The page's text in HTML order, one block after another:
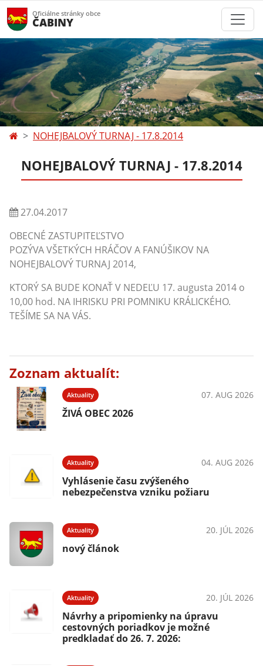
Oficiálne stránky obce
ČABINY
NOHEJBALOVÝ TURNAJ - 17.8.2014
NOHEJBALOVÝ TURNAJ - 17.8.2014
27.04.2017
OBECNÉ ZASTUPITEĽSTVO
POZÝVA VŠETKÝCH HRÁČOV A FANÚŠIKOV NA
NOHEJBALOVÝ TURNAJ 2014,
KTORÝ SA BUDE KONAŤ V NEDEĽU 17. augusta 2014 o
10,00 hod. NA IHRISKU PRI POMNIKU KRÁLICKÉHO.
TEŠÍME SA NA VÁS.
Zoznam aktualít:
Aktuality 07. AUG 2026
ŽIVÁ OBEC 2026
Aktuality 04. AUG 2026
Vyhlásenie času zvýšeného
nebezpečenstva vzniku požiaru
Aktuality 20. JÚL 2026
nový článok
Aktuality 20. JÚL 2026
Návrhy a pripomienky na úpravu
cestovných poriadkov je možné
predkladať do 26. 7. 2026: